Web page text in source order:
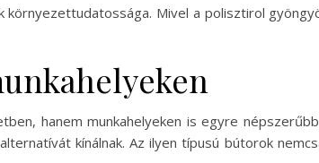
Mivel a polisztirol
hanem munkahelyeken is egyre
kínálnak. Az ilyen típusú bútorok